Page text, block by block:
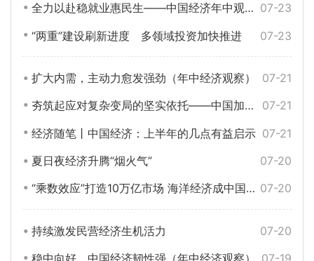
07-23
全力以赴稳就业惠民生——中国经济年中观察之六
07-23
“两重”建设刷新进度 多领域投资加快推进
07-21
扩大内需，主动力愈发强劲（年中经济观察）
07-21
夯筑起应对复杂变局的坚实依托——中国加快建设全国统一大市场观察
07-21
经济随笔丨中国经济：上半年的几点有益启示
07-20
夏日夜经济升腾“烟火气”
07-20
“乘数效应”打造10万亿市场 海洋经济成中国经济增长“蓝色引擎”
07-20
持续激发民营经济生机活力